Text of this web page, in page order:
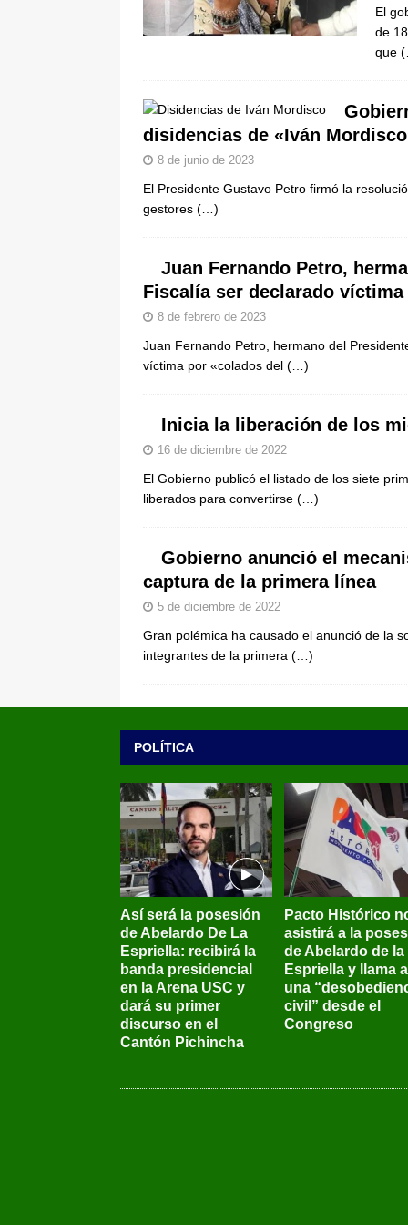
El
de
que
disidencias de «Iván
8 de junio de 2023
El Presidente Gustavo Petro firmó la
gestores (…)
Juan Fernando Petro,
Fiscalía ser declarado
8 de febrero de 2023
Juan Fernando Petro, hermano del
víctima por «colados del (…)
Inicia la liberación de los
16 de diciembre de 2022
El Gobierno publicó el listado de los siete
liberados para convertirse (…)
Gobierno anunció el
captura de la primera línea
5 de diciembre de 2022
Gran polémica ha causado el anunció de la
integrantes de la primera (…)
POLÍTICA
Así será la posesión
de Abelardo De La
Espriella: recibirá la
banda presidencial
en la Arena USC y
dará su primer
discurso en el
Cantón Pichincha
Pacto Histórico
asistirá a la
de Abelardo de la
Espriella y llama a
una
civil” desde el
Congreso